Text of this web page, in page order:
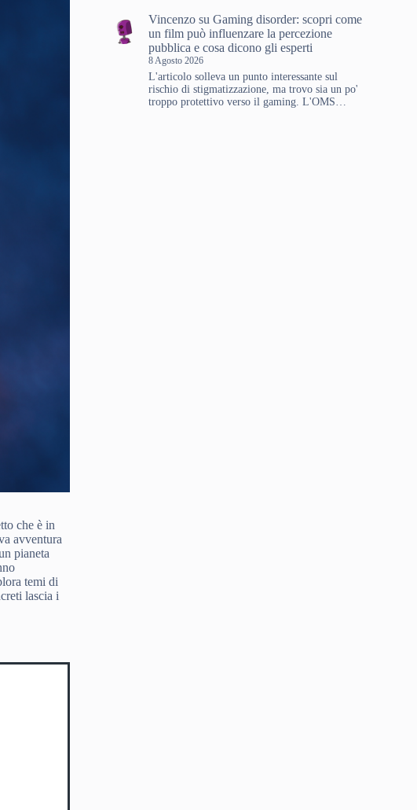
che è in
avventura
pianeta
temi di
lascia i
Vincenzo suGaming disorder: scopri come
un film può influenzare la percezione
pubblica e cosa dicono gli esperti
8 Agosto 2026
L'articolo solleva un punto interessante sul
rischio di stigmatizzazione, ma trovo sia un po'
troppo protettivo verso il gaming. L'OMS…